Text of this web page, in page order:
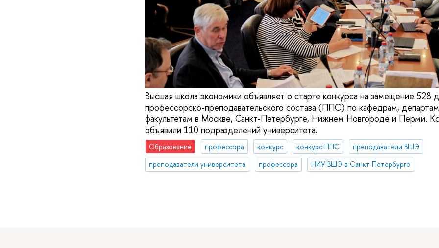
Высшая школа экономики объявляет о старте конкурса на замещение 528
профессорско-преподавательского состава (ППС) по кафедрам,
факультетам в Москве, Санкт-Петербурге, Нижнем Новгороде и Перми.
объявили 110 подразделений университета.
Образование профессора конкурс конкурс ППС
преподаватели ВШЭ
преподаватели университета
профессора НИУ ВШЭ в Санкт-Петербурге